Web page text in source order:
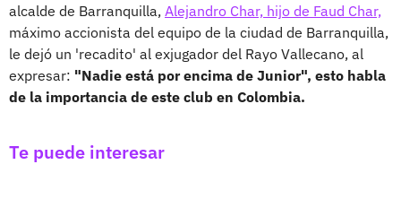
alcalde de Barranquilla, Alejandro Char, hijo de Faud Char,
máximo accionista del equipo de la ciudad de Barranquilla,
le dejó un 'recadito' al exjugador del Rayo Vallecano, al
expresar: "Nadie está por encima de Junior", esto habla
de la importancia de este club en Colombia.
Te puede interesar